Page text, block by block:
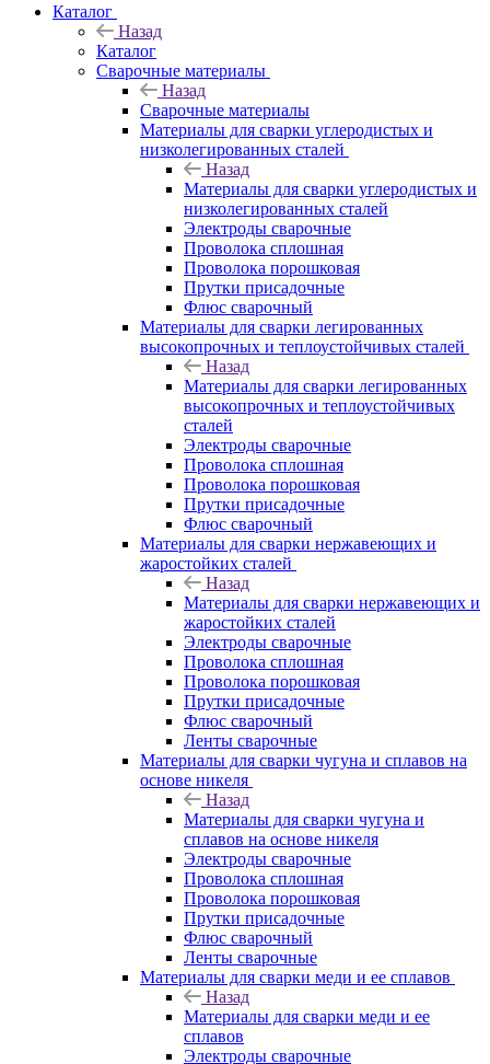
Каталог
Назад
Каталог
Сварочные материалы
Назад
Сварочные материалы
Материалы для сварки углеродистых и
низколегированных сталей
Назад
Материалы для сварки углеродистых и
низколегированных сталей
Электроды сварочные
Проволока сплошная
Проволока порошковая
Прутки присадочные
Флюс сварочный
Материалы для сварки легированных
высокопрочных и теплоустойчивых сталей
Назад
Материалы для сварки легированных
высокопрочных и теплоустойчивых
сталей
Электроды сварочные
Проволока сплошная
Проволока порошковая
Прутки присадочные
Флюс сварочный
Материалы для сварки нержавеющих и
жаростойких сталей
Назад
Материалы для сварки нержавеющих и
жаростойких сталей
Электроды сварочные
Проволока сплошная
Проволока порошковая
Прутки присадочные
Флюс сварочный
Ленты сварочные
Материалы для сварки чугуна и сплавов на
основе никеля
Назад
Материалы для сварки чугуна и
сплавов на основе никеля
Электроды сварочные
Проволока сплошная
Проволока порошковая
Прутки присадочные
Флюс сварочный
Ленты сварочные
Материалы для сварки меди и ее сплавов
Назад
Материалы для сварки меди и ее
сплавов
Электроды сварочные